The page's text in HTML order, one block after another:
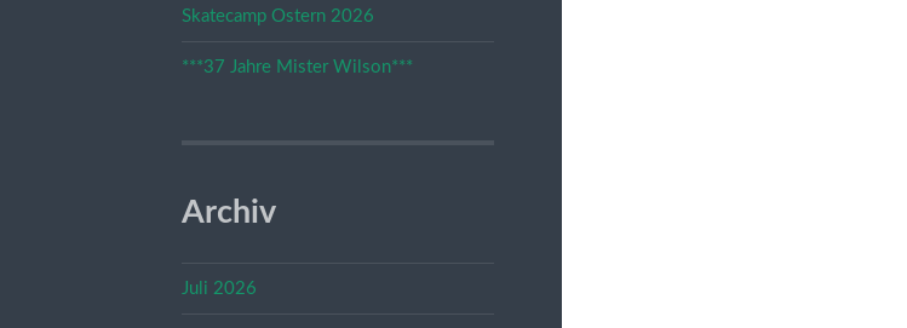
Skatecamp Ostern 2026
***37 Jahre Mister Wilson***
Archiv
Juli 2026